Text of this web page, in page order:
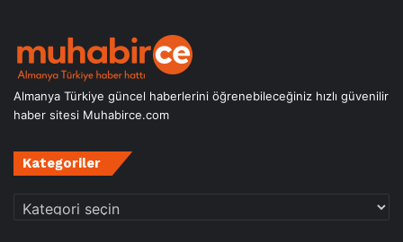
Almanya Türkiye güncel haberlerini öğrenebileceğiniz hızlı güvenilir
haber sitesi Muhabirce.com
Kategoriler
Kategoriler